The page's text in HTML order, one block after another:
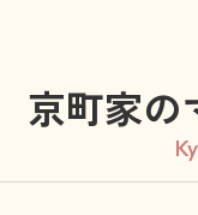
京町家の